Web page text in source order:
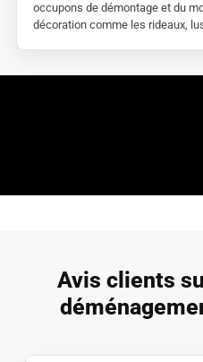
occupons de démontage et du
décoration comme les rideaux,
Avis clients